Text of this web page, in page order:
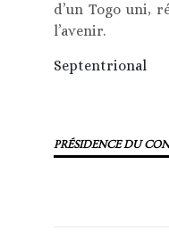
d’un Togo uni,
l’avenir.
Septentrional
PRÉSIDENCE DU